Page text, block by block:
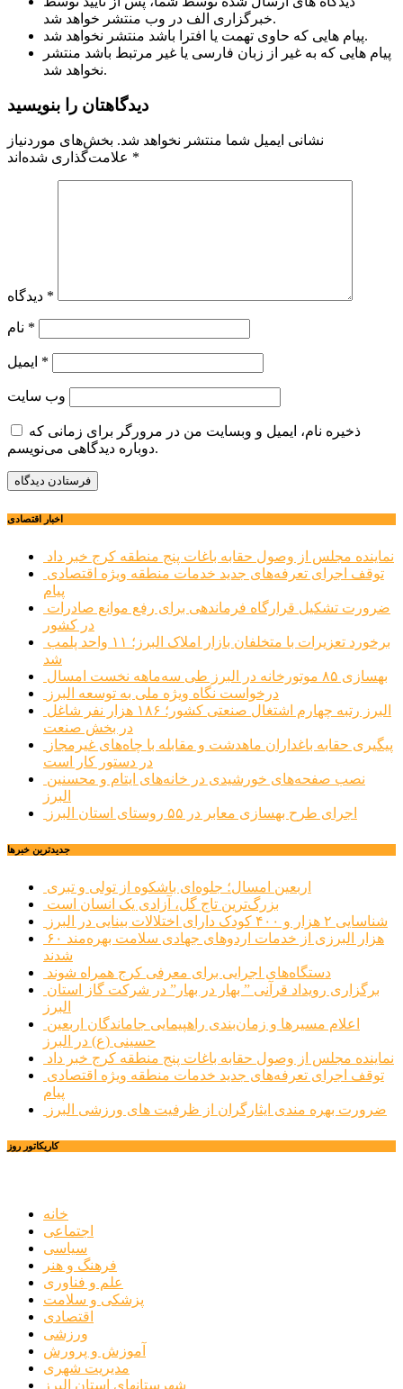
خبرگزاری الف در وب منتشر خواهد شد.
پیام هایی که حاوی تهمت یا افترا باشد منتشر نخواهد شد.
پیام هایی که به غیر از زبان فارسی یا غیر مرتبط باشد منتشر
نخواهد شد.
دیدگاهتان را بنویسید
نشانی ایمیل شما منتشر نخواهد شد. بخش‌های موردنیاز
*
*
*
*
وب‌ سایت
ذخیره نام، ایمیل و وبسایت من در مرورگر برای زمانی که
دوباره دیدگاهی می‌نویسم.
اخبار اقتصادی
نماینده مجلس از وصول حقابه باغات پنج منطقه کرج خبر داد
پیام
در کشور
شد
بهسازی ۸۵ موتورخانه در البرز طی سه‌ماهه نخست امسال
درخواست نگاه ویژه ملی به توسعه البرز
در بخش صنعت
در دستور کار است
البرز
اجرای طرح بهسازی معابر در ۵۵ روستای استان البرز
جديدترين خبرها
اربعین امسال؛ جلوه‌ای باشکوه از تولی و تبری
بزرگ‌ترین تاج گل، آزادی یک انسان است
شناسایی ۲ هزار و ۴۰۰ کودک دارای اختلالات بینایی در البرز
۶۰ هزار البرزی از خدمات اردوهای جهادی سلامت بهره‌مند
شدند
دستگاه‌های اجرایی برای معرفی کرج همراه شوند
البرز
حسینی (ع) در البرز
نماینده مجلس از وصول حقابه باغات پنج منطقه کرج خبر داد
پیام
ضرورت بهره مندی ایثارگران از ظرفیت های ورزشی البرز
کاریکاتور روز
خانه
اجتماعی
سیاسی
فرهنگ و هنر
علم و فناوری
پزشکی و سلامت
اقتصادی
ورزشی
آموزش و پرورش
مدیریت شهری
شهرستانهای استان البرز